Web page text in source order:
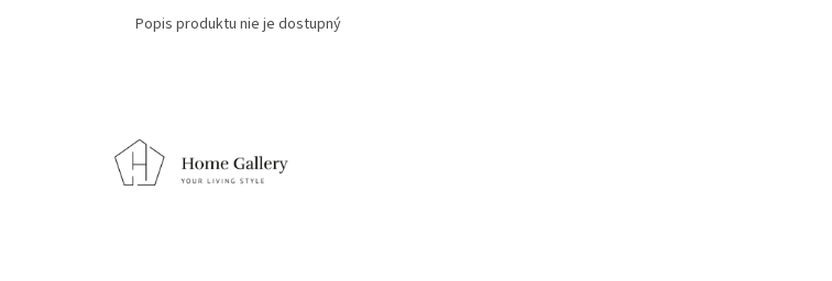
Popis produktu nie je dostupný